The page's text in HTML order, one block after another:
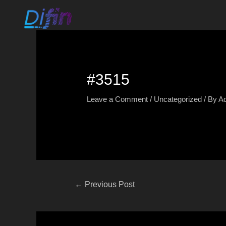
#3515
Leave a Comment / Uncategorized / By
← Previous Post